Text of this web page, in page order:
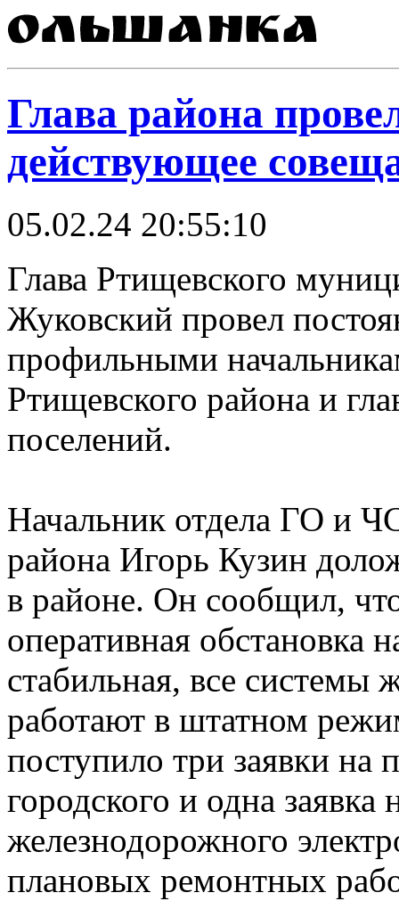
Глава района
действующее
05.02.24 20:55:10
Глава Ртищевского
Жуковский провел
профильными
Ртищевского района и
поселений.
Начальник отдела ГО и
района Игорь Кузин
в районе. Он сообщил,
оперативная обстановка
стабильная, все системы
работают в штатном
поступило три заявки на
городского и одна заявка
железнодорожного
плановых ремонтных